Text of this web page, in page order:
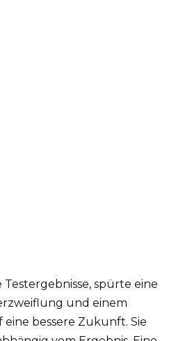
spürte eine
und einem
bessere Zukunft. Sie